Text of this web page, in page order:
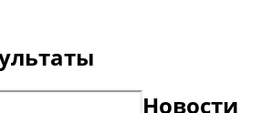
Новости